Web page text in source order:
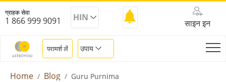
ग्राहक सेवा
1 866 999 9091 HIN
साइन इन
परामर्श लें उपाय
Home Blog Guru Purnima